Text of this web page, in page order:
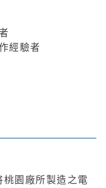
經驗者
桃園廠所製造之電